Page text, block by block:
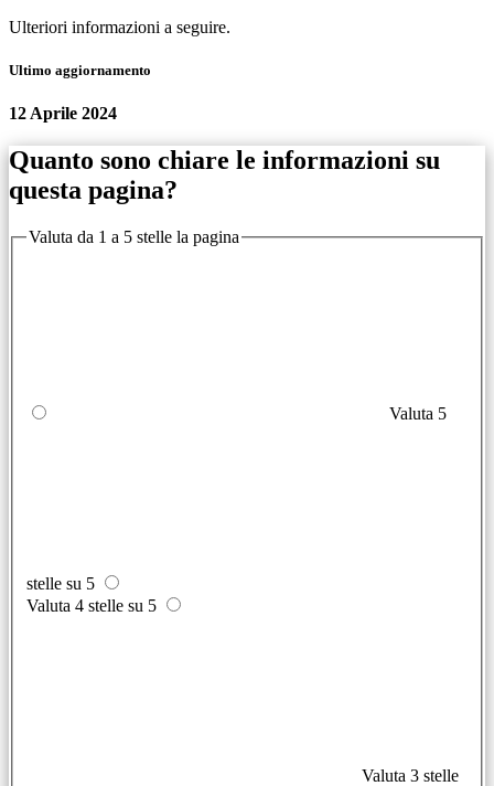
Ulteriori informazioni a seguire.
Ultimo aggiornamento
12 Aprile 2024
Quanto sono chiare le informazioni su
questa pagina?
Valuta da 1 a 5 stelle la pagina
Valuta 5
stelle su 5
Valuta 4 stelle su 5
Valuta 3 stelle